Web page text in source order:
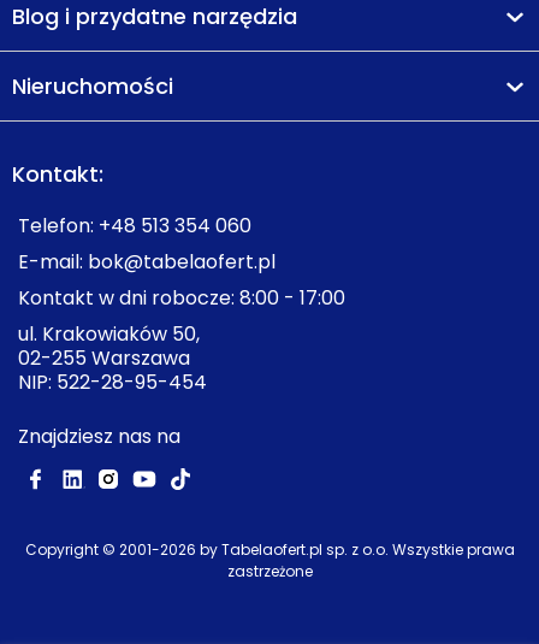
Blog i przydatne narzędzia
Nieruchomości
Kontakt:
Telefon: +48 513 354 060
E-mail: bok@tabelaofert.pl
Kontakt w dni robocze: 8:00 - 17:00
ul. Krakowiaków 50,
02-255 Warszawa
NIP: 522-28-95-454
Znajdziesz nas na
Copyright © 2001-2026 by Tabelaofert.pl sp. z o.o. Wszystkie prawa
zastrzeżone